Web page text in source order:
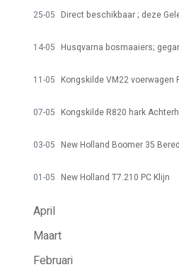
25-05 Direct beschikbaar ; deze
14-05 Husqvarna bosmaaiers;
11-05 Kongskilde VM22 voerwagen
07-05 Kongskilde R820 hark
03-05 New Holland Boomer 35
01-05 New Holland T7.210 PC Klijn
April
Maart
Februari